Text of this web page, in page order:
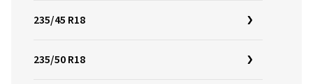
235/45 R18
235/50 R18